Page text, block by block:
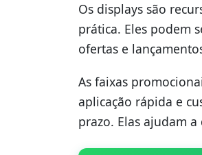
Os displays são
prática. Eles podem
ofertas e
As faixas
aplicação rápida e
prazo. Elas ajudam